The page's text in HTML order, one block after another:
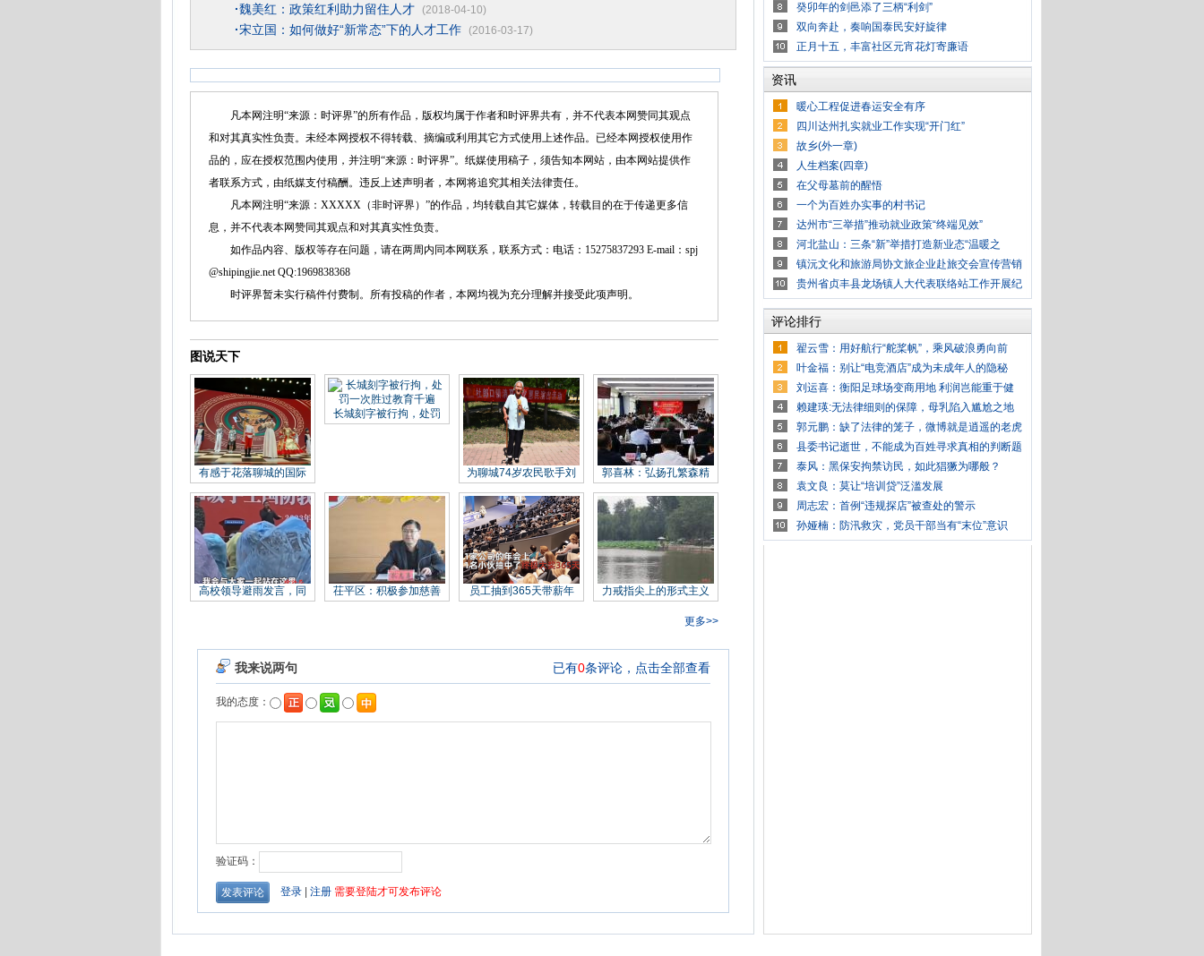
·魏美红：政策红利助力留住人才 (2018-04-10)
·宋立国：如何做好“新常态”下的人才工作 (2016-03-17)
凡本网注明“来源：时评界”的所有作品，版权均属于作者和时评界共有，并不代表本网赞同其观点
和对其真实性负责。未经本网授权不得转载、摘编或利用其它方式使用上述作品。已经本网授权使用作
品的，应在授权范围内使用，并注明“来源：时评界”。纸媒使用稿子，须告知本网站，由本网站提供作
者联系方式，由纸媒支付稿酬。违反上述声明者，本网将追究其相关法律责任。
凡本网注明“来源：XXXXX（非时评界）”的作品，均转载自其它媒体，转载目的在于传递更多信
息，并不代表本网赞同其观点和对其真实性负责。
如作品内容、版权等存在问题，请在两周内同本网联系，联系方式：电话：15275837293 E-mail：spj
@shipingjie.net QQ:1969838368
时评界暂未实行稿件付费制。所有投稿的作者，本网均视为充分理解并接受此项声明。
图说天下
有感于花落聊城的国际
长城刻字被行拘，处罚
为聊城74岁农民歌手刘 郭喜林：弘扬孔繁森精
高校领导避雨发言，同 茌平区：积极参加慈善 员工抽到365天带薪年 力戒指尖上的形式主义
更多>>
癸卯年的剑邑添了三柄“利剑”
双向奔赴，奏响国泰民安好旋律
正月十五，丰富社区元宵花灯寄廉语
资讯
暖心工程促进春运安全有序
四川达州扎实就业工作实现“开门红”
故乡(外一章)
人生档案(四章)
在父母墓前的醒悟
一个为百姓办实事的村书记
达州市“三举措”推动就业政策“终端见效”
河北盐山：三条“新”举措打造新业态“温暖之
镇沅文化和旅游局协文旅企业赴旅交会宣传营销
贵州省贞丰县龙场镇人大代表联络站工作开展纪
评论排行
翟云雪：用好航行“舵桨帆”，乘风破浪勇向前
叶金福：别让“电竞酒店”成为未成年人的隐秘
刘运喜：衡阳足球场变商用地 利润岂能重于健
赖建瑛:无法律细则的保障，母乳陷入尴尬之地
郭元鹏：缺了法律的笼子，微博就是逍遥的老虎
县委书记逝世，不能成为百姓寻求真相的判断题
泰风：黑保安拘禁访民，如此猖獗为哪般？
袁文良：莫让“培训贷”泛滥发展
周志宏：首例“违规探店”被查处的警示
孙娅楠：防汛救灾，党员干部当有“末位”意识